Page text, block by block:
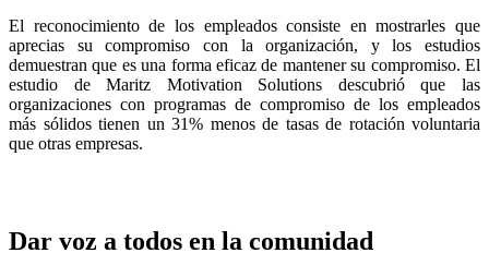
El reconocimiento de los empleados consiste en mostrarles que
aprecias su compromiso con la organización, y los estudios
demuestran que es una forma eficaz de mantener su compromiso. El
estudio de Maritz Motivation Solutions descubrió que las
organizaciones con programas de compromiso de los empleados
más sólidos tienen un 31% menos de tasas de rotación voluntaria
que otras empresas.
Dar voz a todos en la comunidad